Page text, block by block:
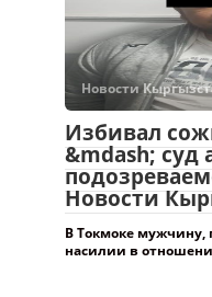
Новости
Избивал
&mdash; суд
Новости
В Токмоке мужчину,
насилии в